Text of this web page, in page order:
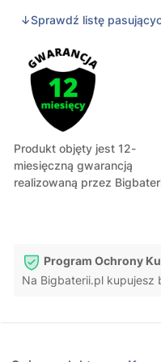
↓Sprawdź listę
Produkt objęty jest 12-
miesięczną gwarancją
realizowaną przez
Program Ochrony
Na Bigbaterii.pl kupujesz